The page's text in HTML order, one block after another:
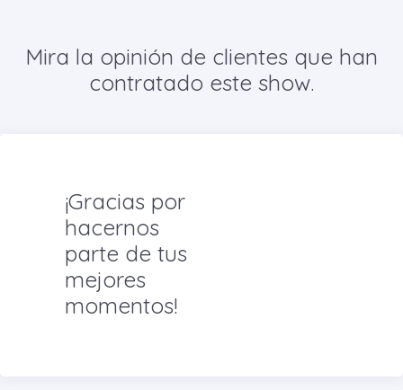
Mira la opinión de clientes que han
contratado este show.
¡Gracias por
hacernos
parte de tus
mejores
momentos!